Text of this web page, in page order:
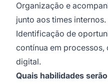
Organização e
junto aos times internos.
Identificação de
contínua em processos,
digital.
Quais habilidades